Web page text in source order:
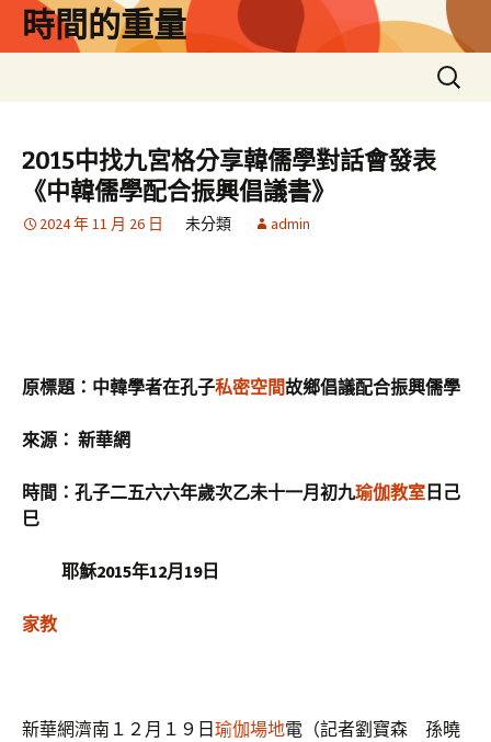
時間的重量
搜
尋
鍵
字:
2015中找九宮格分享韓儒學對話會發表
《中韓儒學配合振興倡議書》
2024 年 11 月 26 日 未分類 admin
原標題：中韓學者在孔子私密空間故鄉倡議配合振興儒學
來源： 新華網
時間：孔子二五六六年歲次乙未十一月初九瑜伽教室 日己
巳
耶穌2015年12月19日
家教
新華網濟南１２月１９日 瑜伽場地電（記者劉寶森 孫曉